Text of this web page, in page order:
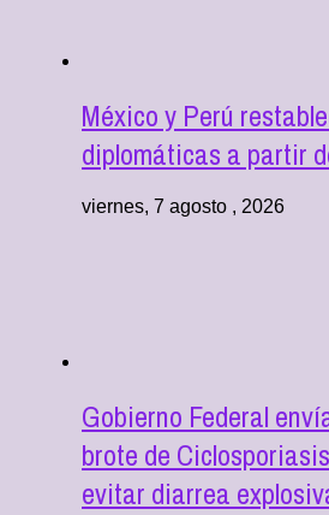
México y Perú
diplomáticas a partir
viernes, 7 agosto , 2026
Gobierno Federal
brote de
evitar diarrea